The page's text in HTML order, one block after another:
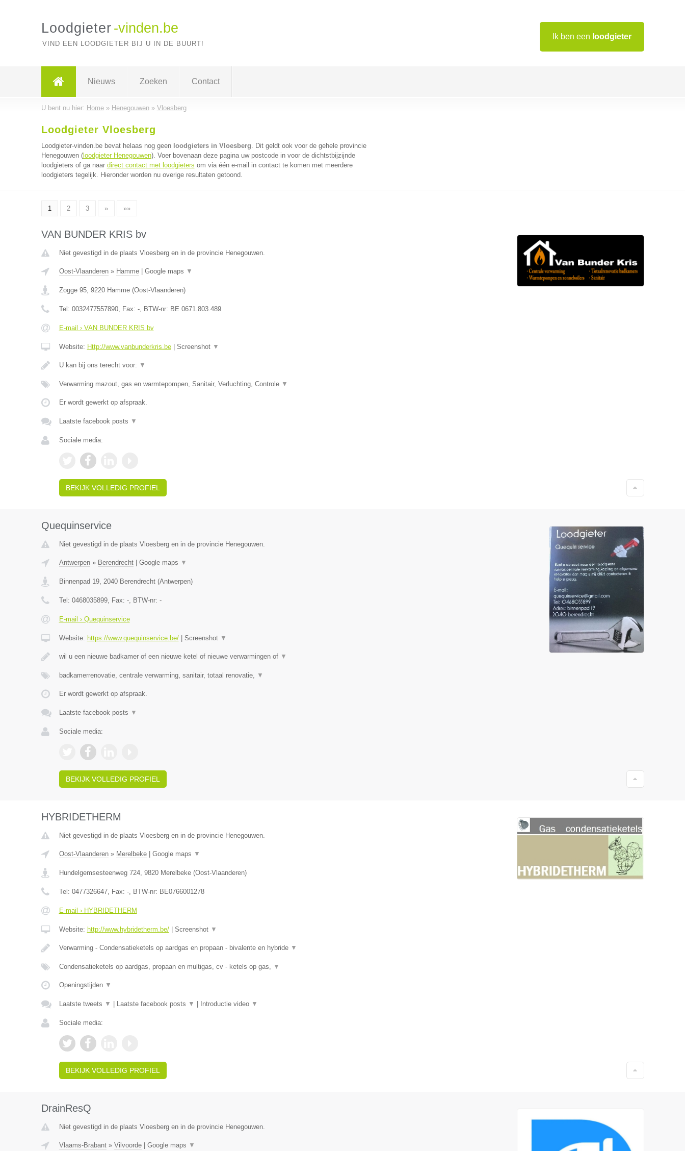
Ik ben een loodgieter
Loodgieter -vinden.be
VIND EEN LOODGIETER BIJ U IN DE BUURT!
Nieuws Zoeken Contact
U bent nu hier: Home» Henegouwen» Vloesberg
Loodgieter Vloesberg
Loodgieter-vinden.be bevat helaas nog geen loodgieters in Vloesberg. Dit geldt ook voor de gehele provincie
Henegouwen (loodgieter Henegouwen). Voer bovenaan deze pagina uw postcode in voor de dichtstbijzijnde
loodgieters of ga naar direct contact met loodgieters om via één e-mail in contact te komen met meerdere
loodgieters tegelijk. Hieronder worden nu overige resultaten getoond.
1 2 3 » »»
VAN BUNDER KRIS bv
Niet gevestigd in de plaats Vloesberg en in de provincie Henegouwen.
Oost-Vlaanderen» Hamme| Google maps ▼
Zogge 95, 9220 Hamme(Oost-Vlaanderen)
Tel: 0032477557890, Fax: -, BTW-nr: BE 0671.803.489
E-mail › VAN BUNDER KRIS bv
Website: Http://www.vanbunderkris.be| Screenshot ▼
U kan bij ons terecht voor: ▼
Verwarming mazout, gas en warmtepompen, Sanitair, Verluchting, Controle ▼
Er wordt gewerkt op afspraak.
Laatste facebook posts ▼
Sociale media:
BEKIJK VOLLEDIG PROFIEL
Quequinservice
Niet gevestigd in de plaats Vloesberg en in de provincie Henegouwen.
Antwerpen» Berendrecht| Google maps ▼
Binnenpad 19, 2040 Berendrecht(Antwerpen)
Tel: 0468035899, Fax: -, BTW-nr: -
E-mail › Quequinservice
Website: https://www.quequinservice.be/| Screenshot ▼
wil u een nieuwe badkamer of een nieuwe ketel of nieuwe verwarmingen of ▼
badkamerrenovatie, centrale verwarming, sanitair, totaal renovatie, ▼
Er wordt gewerkt op afspraak.
Laatste facebook posts ▼
Sociale media:
BEKIJK VOLLEDIG PROFIEL
HYBRIDETHERM
Niet gevestigd in de plaats Vloesberg en in de provincie Henegouwen.
Oost-Vlaanderen» Merelbeke| Google maps ▼
Hundelgemsesteenweg 724, 9820 Merelbeke(Oost-Vlaanderen)
Tel: 0477326647, Fax: -, BTW-nr: BE0766001278
E-mail › HYBRIDETHERM
Website: http://www.hybridetherm.be/| Screenshot ▼
Verwarming - Condensatieketels op aardgas en propaan - bivalente en hybride ▼
Condensatieketels op aardgas, propaan en multigas, cv - ketels op gas, ▼
Openingstijden ▼
Laatste tweets ▼ Laatste facebook posts ▼ Introductie video ▼
Sociale media:
BEKIJK VOLLEDIG PROFIEL
DrainResQ
Niet gevestigd in de plaats Vloesberg en in de provincie Henegouwen.
Vlaams-Brabant» Vilvoorde| Google maps ▼